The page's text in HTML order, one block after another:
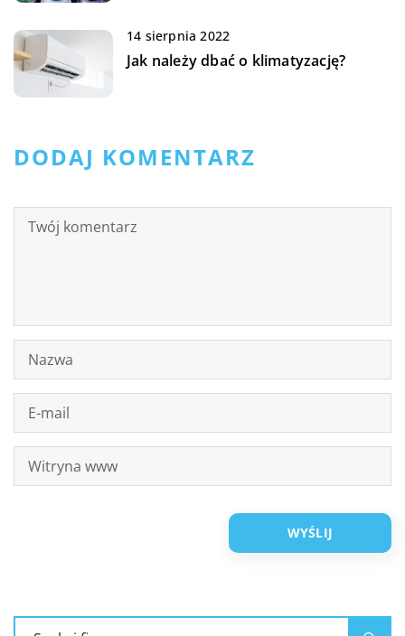
14 sierpnia 2022
Jak należy dbać o klimatyzację?
DODAJ KOMENTARZ